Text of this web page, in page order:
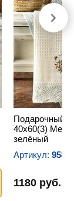
Подарочный
40х60(3)
зелёный
Артикул:
1180 руб.